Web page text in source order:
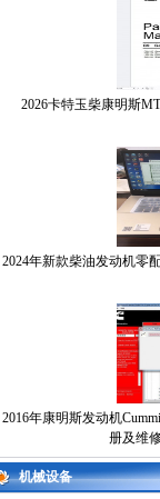
2026卡特玉柴康明斯
2024年新款柴油发动机零
2016年康明斯发动机
册及维
机械设备